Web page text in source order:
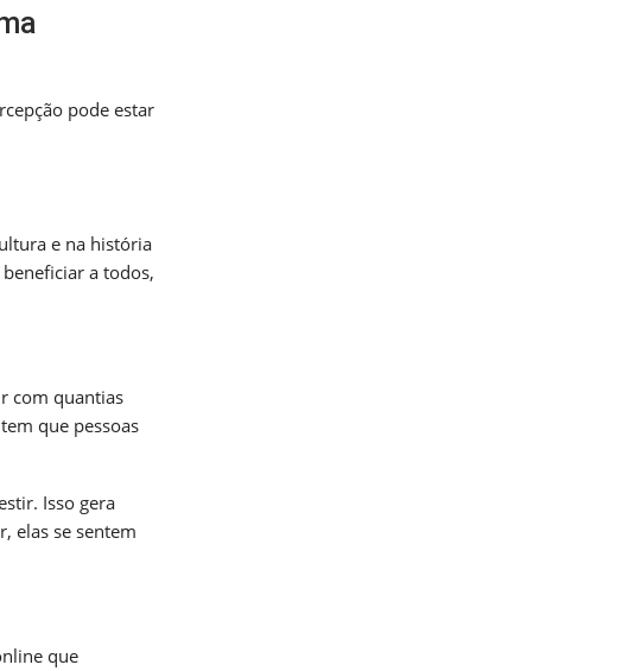
pode estar
e na história
a todos,
com quantias
que pessoas
Isso gera
elas se sentem
que